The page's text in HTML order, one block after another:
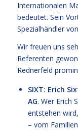
Internationalen
bedeutet. Sein
Spezialhändler
Wir freuen uns
Referenten
Rednerfeld
SIXT: Erich
AG. Wer Erich
entstehen
– vom